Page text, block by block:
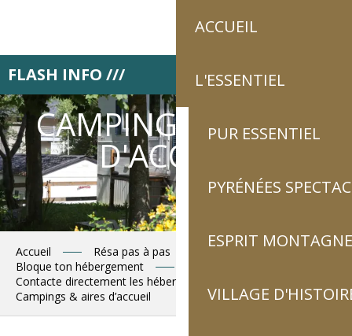
principal
FLASH INFO /// Retrouve Luz
ACCUEIL
L'ESSENTIEL
PUR ESSENTIEL
PYRÉNÉES
ESPRIT MONTAGNE
VILLAGE
CAMPINGS & AIRES
D'ACCUEIL
Accueil
Résa pas à pas
Bloque ton hébergement
Contacte directement les hébergeurs
Campings & aires d’accueil